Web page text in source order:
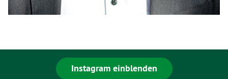
Instagram einblenden